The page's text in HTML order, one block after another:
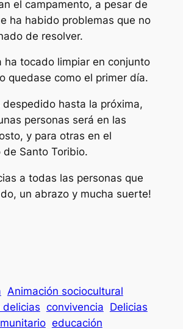
el campamento, a pesar de
ha habido problemas que no
de resolver.
ha tocado limpiar en conjunto
quedase como el primer día.
despedido hasta la próxima,
personas será en las
y para otras en el
Santo Toribio.
a todas las personas que
un abrazo y mucha suerte!
Animación sociocultural
delicias convivencia Delicias
educación